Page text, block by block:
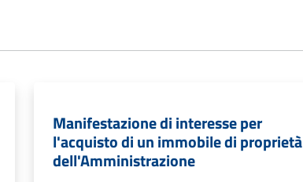
Manifestazione di interesse per
l'acquisto di un immobile di proprietà
dell'Amministrazione